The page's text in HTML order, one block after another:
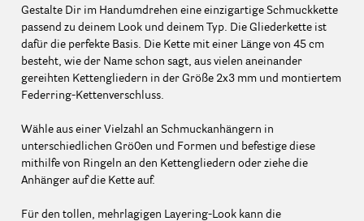
Gestalte Dir im Handumdrehen eine einzigartige Schmuckkette
passend zu deinem Look und deinem Typ. Die Gliederkette ist
dafür die perfekte Basis. Die Kette mit einer Länge von 45 cm
besteht, wie der Name schon sagt, aus vielen aneinander
gereihten Kettengliedern in der Größe 2x3 mm und montiertem
Federring-Kettenverschluss.
Wähle aus einer Vielzahl an Schmuckanhängern in
unterschiedlichen Grö0en und Formen und befestige diese
mithilfe von Ringeln an den Kettengliedern oder ziehe die
Anhänger auf die Kette auf.
Für den tollen, mehrlagigen Layering-Look kann die